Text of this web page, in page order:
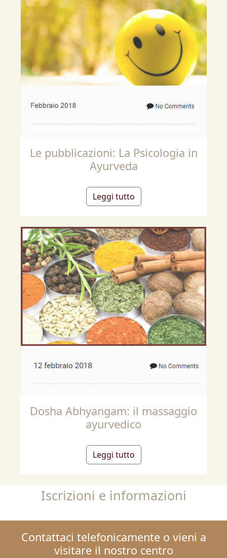
Le pubblicazioni: La Psicologia in
Ayurveda
Leggi tutto
Dosha Abhyangam: il massaggio
ayurvedico
Leggi tutto
Iscrizioni e informazioni
Contattaci telefonicamente o vieni a
visitare il nostro centro